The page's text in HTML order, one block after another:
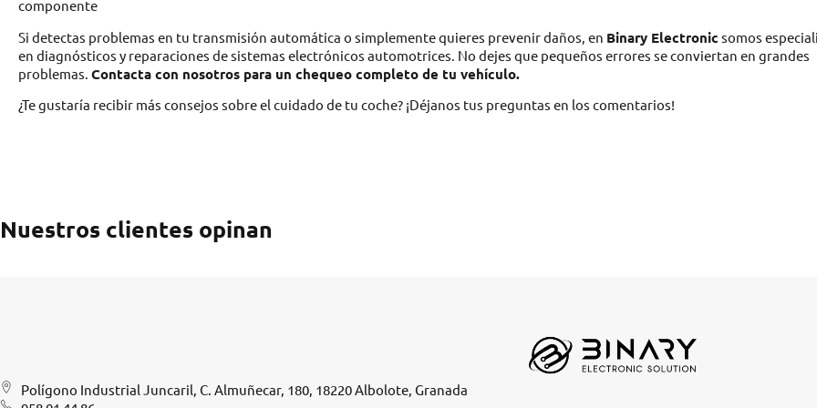
componente
Si detectas problemas en tu transmisión automática o simplemente quieres prevenir daños, en Binary Electronic somos
en diagnósticos y reparaciones de sistemas electrónicos automotrices. No dejes que pequeños errores se conviertan en grandes
problemas. Contacta con nosotros para un chequeo completo de tu vehículo.
¿Te gustaría recibir más consejos sobre el cuidado de tu coche? ¡Déjanos tus preguntas en los comentarios!
Nuestros clientes opinan
Polígono Industrial Juncaril, C. Almuñecar, 180, 18220 Albolote, Granada